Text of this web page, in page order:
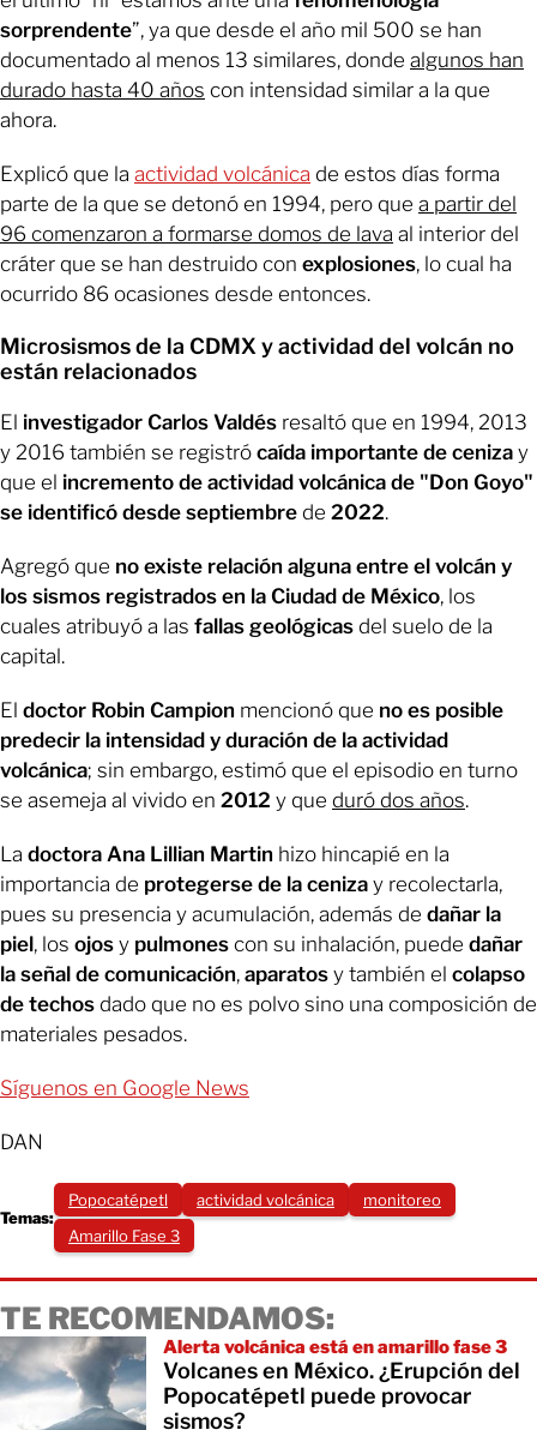
sorprendente”, ya que desde el año mil 500 se han
documentado al menos 13 similares, donde algunos han
durado hasta 40 años con intensidad similar a la que
ahora.
Explicó que la actividad volcánica de estos días forma
parte de la que se detonó en 1994, pero que a partir del
96 comenzaron a formarse domos de lava al interior del
cráter que se han destruido con explosiones, lo cual ha
ocurrido 86 ocasiones desde entonces.
Microsismos de la CDMX y actividad del volcán no
están relacionados
El investigador Carlos Valdés resaltó que en 1994, 2013
y 2016 también se registró caída importante de ceniza y
que el incremento de actividad volcánica de "Don Goyo"
se identificó desde septiembre de 2022.
Agregó que no existe relación alguna entre el volcán y
los sismos registrados en la Ciudad de México, los
cuales atribuyó a las fallas geológicas del suelo de la
capital.
El doctor Robin Campion mencionó que no es posible
predecir la intensidad y duración de la actividad
volcánica; sin embargo, estimó que el episodio en turno
se asemeja al vivido en 2012 y que duró dos años.
La doctora Ana Lillian Martin hizo hincapié en la
importancia de protegerse de la ceniza y recolectarla,
pues su presencia y acumulación, además de dañar la
piel, los ojos y pulmones con su inhalación, puede dañar
la señal de comunicación, aparatos y también el colapso
de techos dado que no es polvo sino una composición de
materiales pesados.
Síguenos en Google News
DAN
Temas:
Popocatépetl actividad volcánica
monitoreo
Amarillo Fase 3
TE RECOMENDAMOS:
Alerta volcánica está en amarillo fase 3
Volcanes en México. ¿Erupción del
Popocatépetl puede provocar
sismos?